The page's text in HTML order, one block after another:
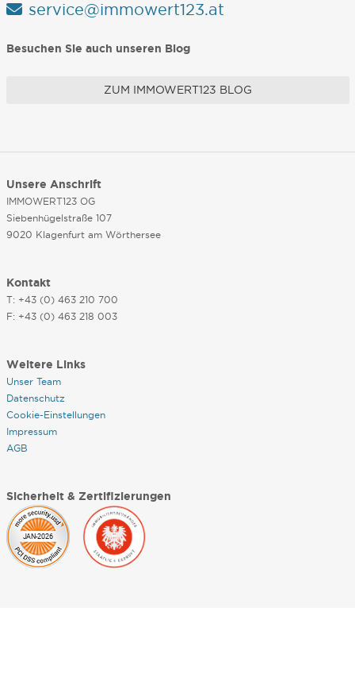
service@immowert123.at
Besuchen Sie auch unseren Blog
ZUM IMMOWERT123 BLOG
Unsere Anschrift
IMMOWERT123 OG
Siebenhügelstraße 107
9020 Klagenfurt am Wörthersee
Kontakt
T: +43 (0) 463 210 700
F: +43 (0) 463 218 003
Weitere Links
Unser Team
Datenschutz
Cookie-Einstellungen
Impressum
AGB
Sicherheit & Zertifizierungen